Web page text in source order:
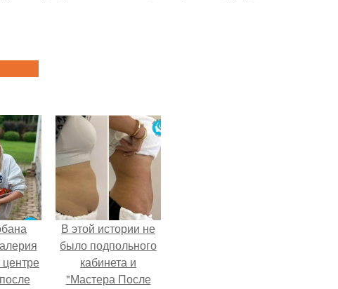
центре
В этой истории не
было подпольного
кабинета и
"Мастера После